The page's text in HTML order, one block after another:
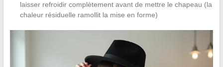
laisser refroidir complètement avant de mettre le chapeau (la
chaleur résiduelle ramollit la mise en forme)